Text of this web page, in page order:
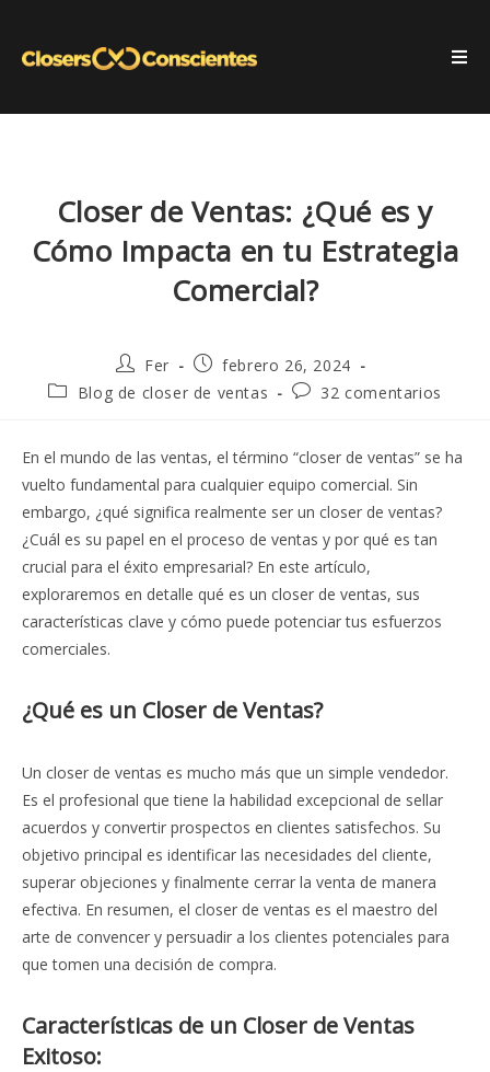
Closer de Ventas: ¿Qué es y
Cómo Impacta en tu Estrategia
Comercial?
Fer
febrero 26, 2024
Blog de closer de ventas
32 comentarios
En el mundo de las ventas, el término “closer de ventas” se ha
vuelto fundamental para cualquier equipo comercial. Sin
embargo, ¿qué significa realmente ser un closer de ventas?
¿Cuál es su papel en el proceso de ventas y por qué es tan
crucial para el éxito empresarial? En este artículo,
exploraremos en detalle qué es un closer de ventas, sus
características clave y cómo puede potenciar tus esfuerzos
comerciales.
¿Qué es un Closer de Ventas?
Un closer de ventas es mucho más que un simple vendedor.
Es el profesional que tiene la habilidad excepcional de sellar
acuerdos y convertir prospectos en clientes satisfechos. Su
objetivo principal es identificar las necesidades del cliente,
superar objeciones y finalmente cerrar la venta de manera
efectiva. En resumen, el closer de ventas es el maestro del
arte de convencer y persuadir a los clientes potenciales para
que tomen una decisión de compra.
Características de un Closer de Ventas
Exitoso: